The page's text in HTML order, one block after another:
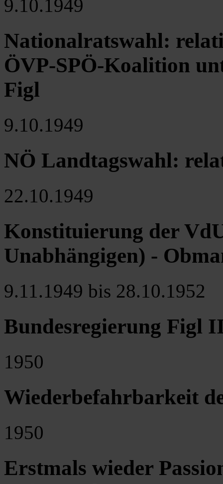
9.10.1949
Nationalratswahl:
ÖVP-SPÖ-Koalition
Figl
9.10.1949
NÖ Landtagswahl:
22.10.1949
Konstituierung der
Unabhängigen) -
9.11.1949 bis 28.10.1952
Bundesregierung Figl
1950
Wiederbefahrbarkeit
1950
Erstmals wieder